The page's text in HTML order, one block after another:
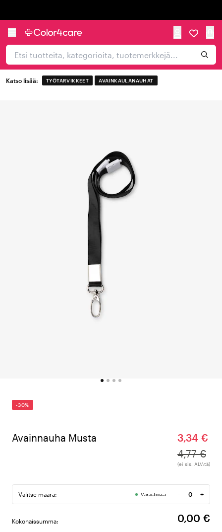
Katso lisää: TYÖTARVIKKEET AVAINKAULANAUHAT
-30%
Avainnauha Musta
3,34 €
4,77 €
(ei sis. ALV:tä)
Valitse määrä: Varastossa -
Määrä
+
Kokonaissumma: 0,00 €